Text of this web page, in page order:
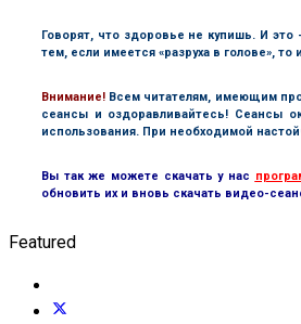
Говорят, что здоровье не купишь. И
тем, если имеется «разруха в голове»,
Внимание! Всем читателям, имеющим
сеансы и оздоравливайтесь! Сеансы
использования. При необходимой
Вы так же можете скачать у нас
обновить их и вновь скачать видео-
Featured